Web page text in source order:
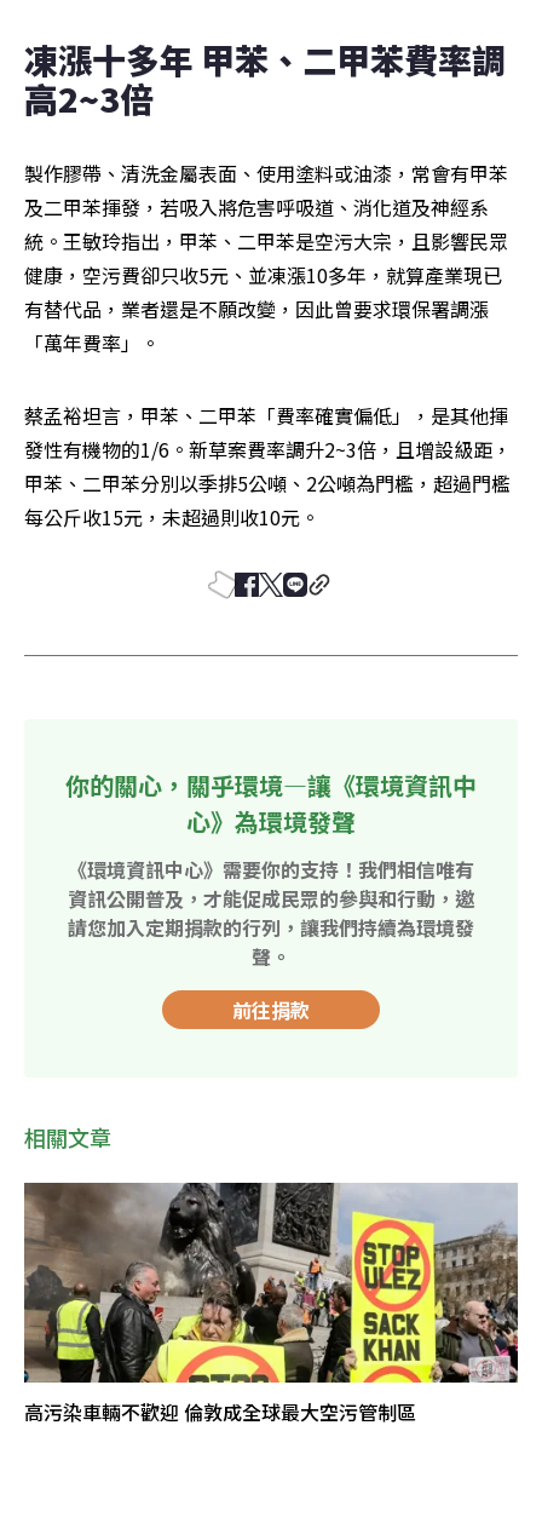
凍漲十多年 甲苯、二甲苯費率調
高2~3倍
製作膠帶、清洗金屬表面、使用塗料或油漆，常會有甲苯
及二甲苯揮發，若吸入將危害呼吸道、消化道及神經系
統。王敏玲指出，甲苯、二甲苯是空污大宗，且影響民眾
健康，空污費卻只收5元、並凍漲10多年，就算產業現已
有替代品，業者還是不願改變，因此曾要求環保署調漲
「萬年費率」。
蔡孟裕坦言，甲苯、二甲苯「費率確實偏低」，是其他揮
發性有機物的1/6。新草案費率調升2~3倍，且增設級距，
甲苯、二甲苯分別以季排5公噸、2公噸為門檻，超過門檻
每公斤收15元，未超過則收10元。
你的關心，關乎環境—讓《環境資訊中
心》為環境發聲
《環境資訊中心》需要你的支持！我們相信唯有
資訊公開普及，才能促成民眾的參與和行動，邀
請您加入定期捐款的行列，讓我們持續為環境發
聲。
前往捐款
相關文章
高污染車輛不歡迎 倫敦成全球最大空污管制區